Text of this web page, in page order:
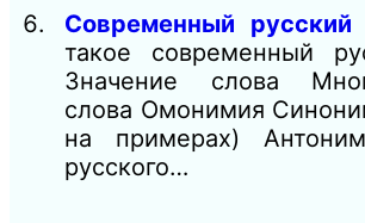
Современный русский
такое современный
Значение слова
слова Омонимия
на примерах)
русского…